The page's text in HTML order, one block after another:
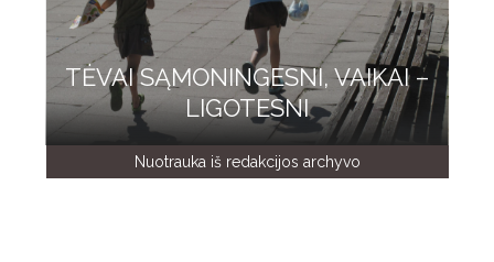
TĖVAI SĄMONINGESNI, VAIKAI –
LIGOTESNI
Nuotrauka iš redakcijos archyvo